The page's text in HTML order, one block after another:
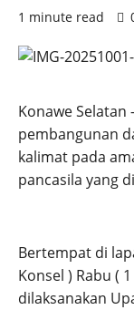
1 minute read
Konawe Selatan
pembangunan
kalimat pada
pancasila yang
Bertempat di
Konsel ) Rabu (
dilaksanakan